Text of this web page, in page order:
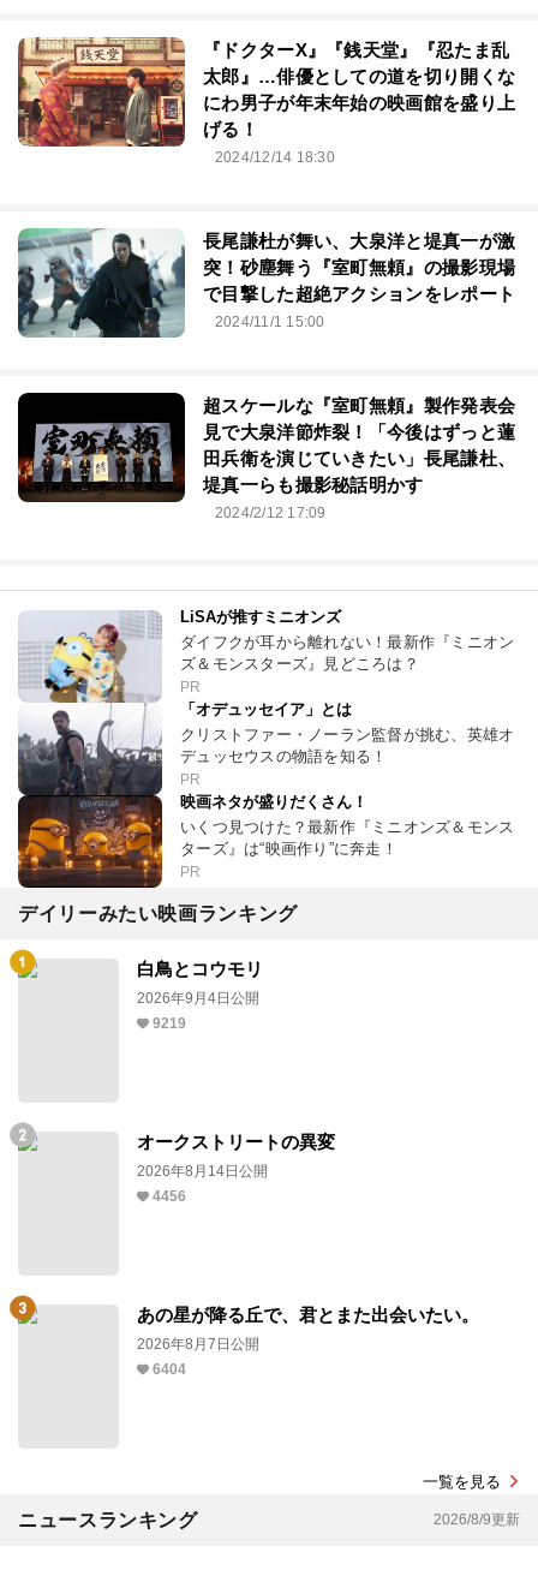
『ドクターX』『銭天堂』『忍たま乱
太郎』…俳優としての道を切り開くな
にわ男子が年末年始の映画館を盛り上
げる！
2024/12/14 18:30
長尾謙杜が舞い、大泉洋と堤真一が激
突！砂塵舞う『室町無頼』の撮影現場
で目撃した超絶アクションをレポート
2024/11/1 15:00
超スケールな『室町無頼』製作発表会
見で大泉洋節炸裂！「今後はずっと蓮
田兵衛を演じていきたい」長尾謙杜、
堤真一らも撮影秘話明かす
2024/2/12 17:09
LiSAが推すミニオンズ
ダイフクが耳から離れない！最新作『ミニオン
ズ＆モンスターズ』見どころは？
PR
「オデュッセイア」とは
クリストファー・ノーラン監督が挑む、英雄オ
デュッセウスの物語を知る！
PR
映画ネタが盛りだくさん！
いくつ見つけた？最新作『ミニオンズ＆モンス
ターズ』は“映画作り”に奔走！
PR
デイリーみたい映画ランキング
白鳥とコウモリ
2026年9月4日公開
9219
オークストリートの異変
2026年8月14日公開
4456
あの星が降る丘で、君とまた出会いたい。
2026年8月7日公開
6404
一覧を見る
ニュースランキング 2026/8/9更新